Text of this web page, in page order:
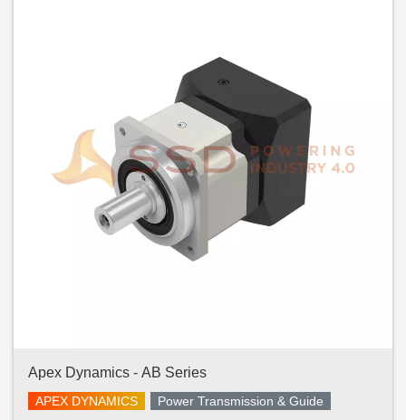
Apex Dynamics - AB Series
APEX DYNAMICS Power Transmission & Guide